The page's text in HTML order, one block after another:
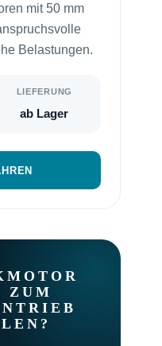
mit 50 mm
Belastungen.
LIEFERUNG
ab Lager
ZUM